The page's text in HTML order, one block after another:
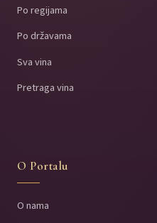
Po regijama
Po državama
Sva vina
Pretraga vina
O Portalu
O nama